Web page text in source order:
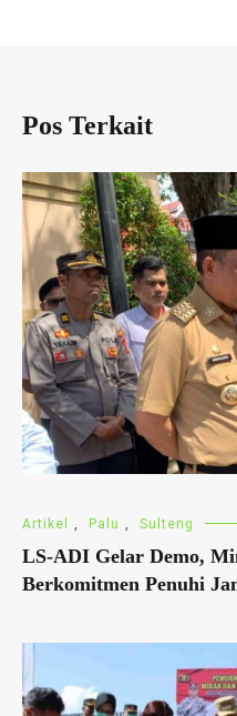
Pos Terkait
Artikel Palu Sulteng
LS-ADI Gelar Demo,
Berkomitmen Penuhi